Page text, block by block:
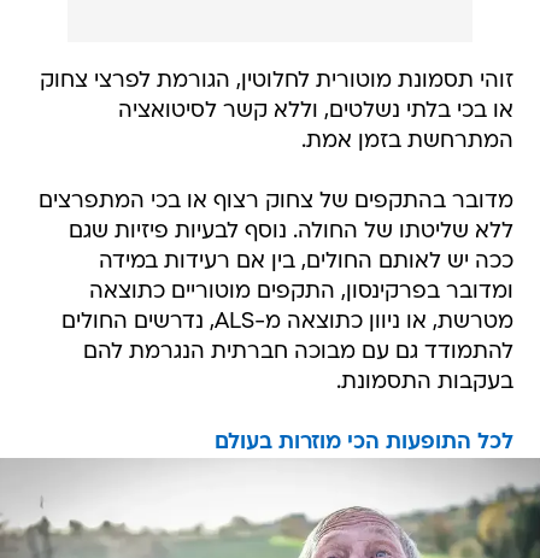
זוהי תסמונת מוטורית לחלוטין, הגורמת לפרצי צחוק
או בכי בלתי נשלטים, וללא קשר לסיטואציה
המתרחשת בזמן אמת.
מדובר בהתקפים של צחוק רצוף או בכי המתפרצים
ללא שליטתו של החולה. נוסף לבעיות פיזיות שגם
ככה יש לאותם החולים, בין אם רעידות במידה
ומדובר בפרקינסון, התקפים מוטוריים כתוצאה
מטרשת, או ניוון כתוצאה מ-ALS, נדרשים החולים
להתמודד גם עם מבוכה חברתית הנגרמת להם
בעקבות התסמונת.
לכל התופעות הכי מוזרות בעולם